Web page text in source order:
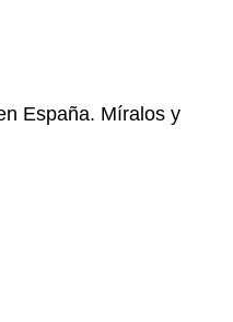
España. Míralos y